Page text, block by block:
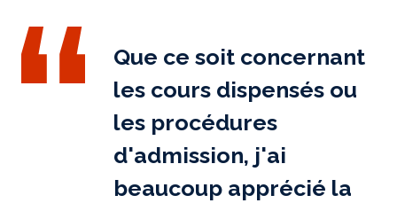
Que ce soit concernant
les cours dispensés ou
les procédures
d'admission, j'ai
beaucoup apprécié la